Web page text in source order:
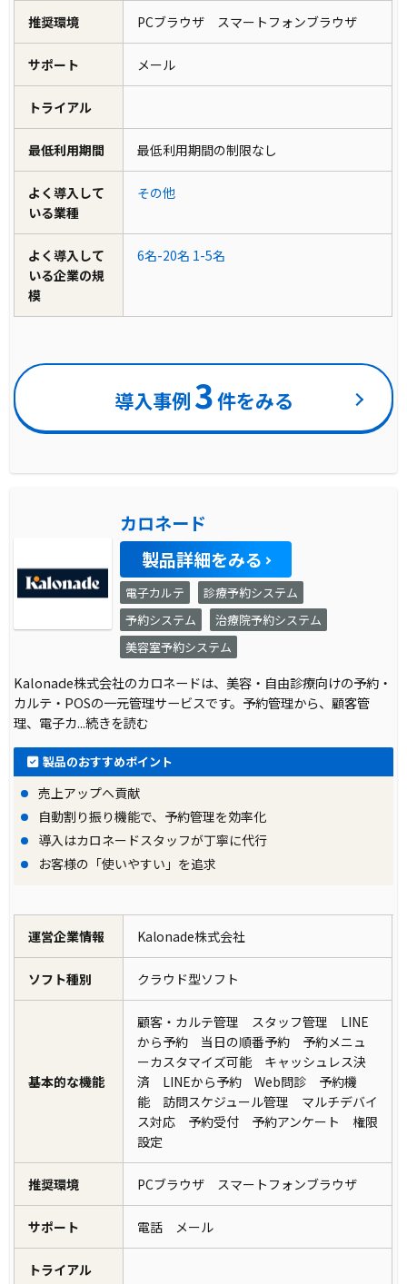
推奨環境 PCブラウザ スマートフォンブラウザ
サポート メール
トライアル
最低利用期間 最低利用期間の制限なし
よく導入して
いる業種
その他
よく導入して
いる企業の規
模
6名-20名 1-5名
導入事例 3件をみる
カロネード
製品詳細をみる
電子カルテ
診療予約システム
予約システム
治療院予約システム
美容室予約システム
Kalonade株式会社のカロネードは、美容・自由診療向けの予約・
カルテ・POSの一元管理サービスです。予約管理から、顧客管
理、電子カ...続きを読む
製品のおすすめポイント
売上アップへ貢献
自動割り振り機能で、予約管理を効率化
導入はカロネードスタッフが丁寧に代行
お客様の「使いやすい」を追求
運営企業情報 Kalonade株式会社
ソフト種別 クラウド型ソフト
基本的な機能
顧客・カルテ管理 スタッフ管理 LINE
から予約 当日の順番予約 予約メニュ
ーカスタマイズ可能 キャッシュレス決
済 LINEから予約 Web問診 予約機
能 訪問スケジュール管理 マルチデバイ
ス対応 予約受付 予約アンケート 権限
設定
推奨環境 PCブラウザ スマートフォンブラウザ
サポート 電話 メール
トライアル